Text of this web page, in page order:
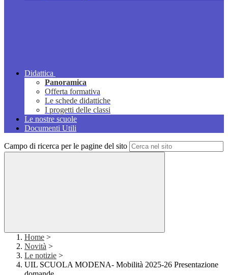
Didattica
Panoramica
Offerta formativa
Le schede didattiche
I progetti delle classi
Le nostre scuole
Documenti Utili
Campo di ricerca per le pagine del sito
Home >
Novità >
Le notizie >
UIL SCUOLA MODENA- Mobilità 2025-26 Presentazione